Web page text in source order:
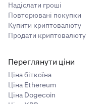
Надіслати гроші
Повторювані покупки
Купити криптовалюту
Продати криптовалюту
Переглянути ціни
Ціна біткоїна
Ціна Ethereum
Ціна Dogecoin